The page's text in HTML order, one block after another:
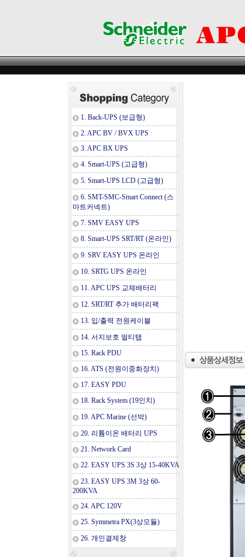
1. Back-UPS (보급형)
2. APC BV / BVX UPS
3. APC BX UPS
4. Smart-UPS (고급형)
5. Smart-UPS LCD (고급형)
6. SMT-SMC-Smart Connect (스
마트커넥트)
7. SMV EASY UPS
8. Smart-UPS SRT/RT (온라인)
9. SRV EASY UPS 온라인
10. SRTG UPS 온라인
11. APC UPS 교체배터리
12. SRT/RT 추가 배터리팩
13. 입/출력 전원케이블
14. 서지보호 멀티탭
15. Rack PDU
16. ATS (전원이중화장치)
17. EASY PDU
18. Rack System (19인치)
19. APC Marine (선박)
20. 리튬이온 배터리 UPS
21. Network Card
22. EASY UPS 3S 3상 15-40KVA
23. EASY UPS 3M 3상 60-
200KVA
24. APC 120V
25. Symmetra PX(3상모듈)
26. 개인결제창